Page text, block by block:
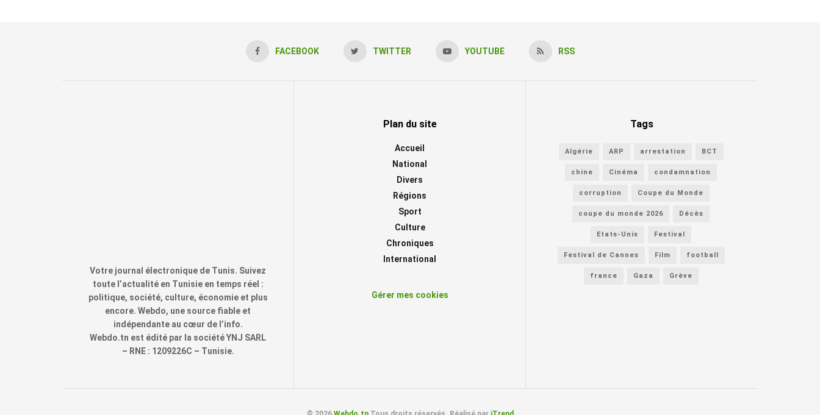
FACEBOOK TWITTER YOUTUBE RSS
Votre journal électronique de Tunis. Suivez
toute l’actualité en Tunisie en temps réel :
politique, société, culture, économie et plus
encore. Webdo, une source fiable et
indépendante au cœur de l’info.
Webdo.tn est édité par la société YNJ SARL
– RNE : 1209226C – Tunisie.
Plan du site
Accueil
National
Divers
Régions
Sport
Culture
Chroniques
International
Gérer mes cookies
Tags
Algérie ARP arrestation BCT
chine Cinéma condamnation
corruption Coupe du Monde
coupe du monde 2026 Décès
Etats-Unis Festival
Festival de Cannes Film football
france Gaza Grève